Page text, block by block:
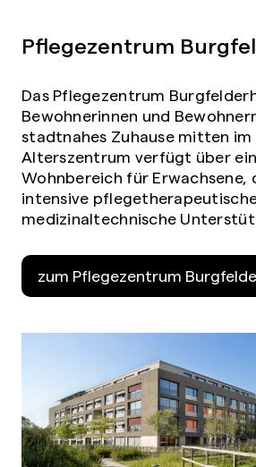
Pflegezentrum
Das Pflegezentrum
Bewohnerinnen und
stadtnahes Zuhause mitten im
Alterszentrum verfügt über
Wohnbereich für Erwachsene,
intensive
medizinaltechnische
zum Pflegezentrum